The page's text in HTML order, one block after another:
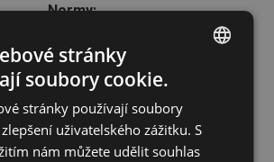
Normy:
Vlastnosti:
ENGLISH
CZECH
stránky
soubory cookie.
stránky používají soubory
uživatelského zážitku. S
nám můžete udělit souhlas